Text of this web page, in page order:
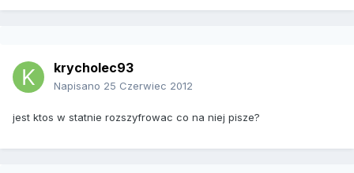
krycholec93
Napisano 25 Czerwiec 2012
jest ktos w statnie rozszyfrowac co na niej pisze?